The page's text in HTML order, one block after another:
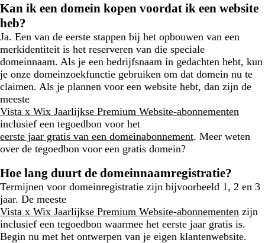
Kan ik een domein kopen voordat ik een website
heb?
Ja. Een van de eerste stappen bij het opbouwen van een
merkidentiteit is het reserveren van die speciale
domeinnaam. Als je een bedrijfsnaam in gedachten hebt, kun
je onze domeinzoekfunctie gebruiken om dat domein nu te
claimen. Als je plannen voor een website hebt, dan zijn de
meeste
Vista x Wix Jaarlijkse Premium Website-abonnementen
inclusief een tegoedbon voor het
eerste jaar gratis van een domeinabonnement. Meer weten
over de tegoedbon voor een gratis domein?
Hoe lang duurt de domeinnaamregistratie?
Termijnen voor domeinregistratie zijn bijvoorbeeld 1, 2 en 3
jaar. De meeste
Vista x Wix Jaarlijkse Premium Website-abonnementen zijn
inclusief een tegoedbon waarmee het eerste jaar gratis is.
Begin nu met het ontwerpen van je eigen klantenwebsite.